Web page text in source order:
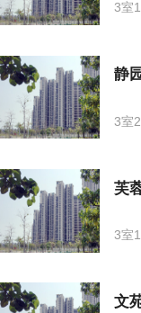
3室
静
3室
芙
3室
文